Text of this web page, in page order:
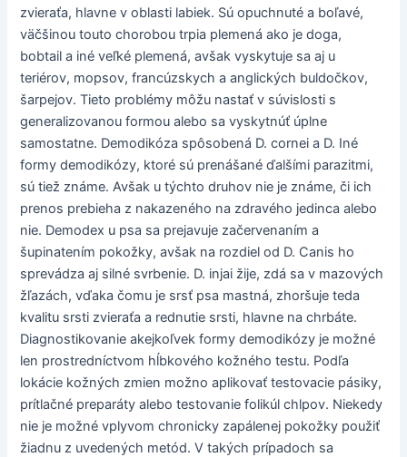
zvieraťa, hlavne v oblasti labiek. Sú opuchnuté a boľavé,
väčšinou touto chorobou trpia plemená ako je doga,
bobtail a iné veľké plemená, avšak vyskytuje sa aj u
teriérov, mopsov, francúzskych a anglických buldočkov,
šarpejov. Tieto problémy môžu nastať v súvislosti s
generalizovanou formou alebo sa vyskytnúť úplne
samostatne. Demodikóza spôsobená D. cornei a D. Iné
formy demodikózy, ktoré sú prenášané ďalšími parazitmi,
sú tiež známe. Avšak u týchto druhov nie je známe, či ich
prenos prebieha z nakazeného na zdravého jedinca alebo
nie. Demodex u psa sa prejavuje začervenaním a
šupinatením pokožky, avšak na rozdiel od D. Canis ho
sprevádza aj silné svrbenie. D. injai žije, zdá sa v mazových
žľazách, vďaka čomu je srsť psa mastná, zhoršuje teda
kvalitu srsti zvieraťa a rednutie srsti, hlavne na chrbáte.
Diagnostikovanie akejkoľvek formy demodikózy je možné
len prostredníctvom hĺbkového kožného testu. Podľa
lokácie kožných zmien možno aplikovať testovacie pásiky,
prítlačné preparáty alebo testovanie folikúl chlpov. Niekedy
nie je možné vplyvom chronicky zapálenej pokožky použiť
žiadnu z uvedených metód. V takých prípadoch sa